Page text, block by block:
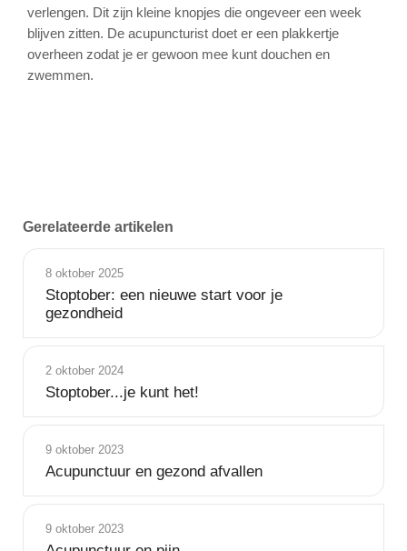
verlengen. Dit zijn kleine knopjes die ongeveer een week
blijven zitten. De acupuncturist doet er een plakkertje
overheen zodat je er gewoon mee kunt douchen en
zwemmen.
Gerelateerde artikelen
8 oktober 2025
Stoptober: een nieuwe start voor je
gezondheid
2 oktober 2024
Stoptober...je kunt het!
9 oktober 2023
Acupunctuur en gezond afvallen
9 oktober 2023